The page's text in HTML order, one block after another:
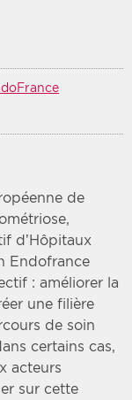
de
d’Hôpitaux
Endofrance
: améliorer la
une filière
de soin
certains cas,
acteurs
sur cette